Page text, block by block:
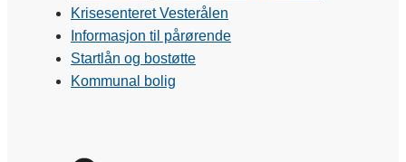
Krisesenteret Vesterålen
Informasjon til pårørende
Startlån og bostøtte
Kommunal bolig